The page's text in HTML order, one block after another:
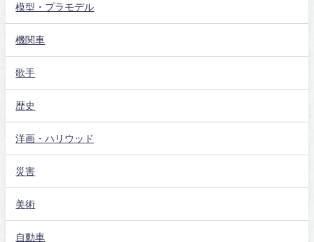
模型・プラモデル
機関車
歌手
歴史
洋画・ハリウッド
災害
美術
自動車